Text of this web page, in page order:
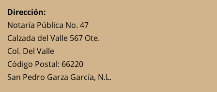
Dirección:
Notaría Pública No. 47
Calzada del Valle 567 Ote.
Col. Del Valle
Código Postal: 66220
San Pedro Garza García, N.L.